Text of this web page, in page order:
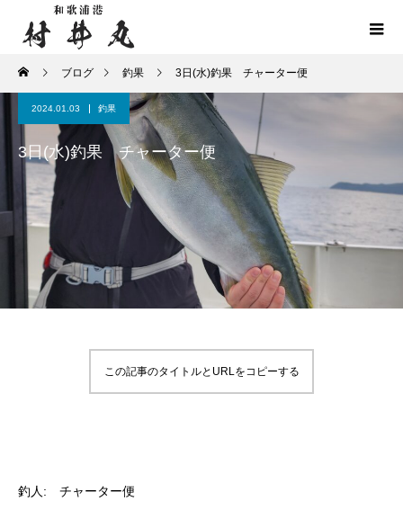
ブログ 釣果 3日(水)釣果 チャーター便
2024.01.03 釣果
3日(水)釣果 チャーター便
この記事のタイトルとURLをコピーする
釣人: チャーター便